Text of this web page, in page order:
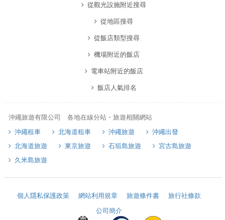
從觀光設施附近搜尋
從地區搜尋
從飯店類型搜尋
機場附近的飯店
電車站附近的飯店
飯店人氣排名
沖繩旅遊有限公司 各地在線分站・旅遊相關網站
沖繩租車
北海道租車 沖繩旅遊
沖繩出發
北海道旅遊
東京旅遊 石垣島旅遊
宮古島旅遊
久米島旅遊
個人隱私保護政策 網站利用規章 旅遊條件書
旅行社條款
公司簡介